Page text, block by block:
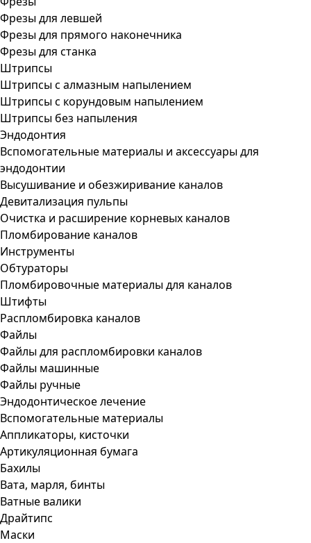
Фрезы для левшей
Фрезы для прямого наконечника
Фрезы для станка
Штрипсы
Штрипсы c алмазным напылением
Штрипсы c корундовым напылением
Штрипсы без напыления
Эндодонтия
Вспомогательные материалы и аксессуары для
эндодонтии
Высушивание и обезжиривание каналов
Девитализация пульпы
Очистка и расширение корневых каналов
Пломбирование каналов
Инструменты
Обтураторы
Пломбировочные материалы для каналов
Штифты
Распломбировка каналов
Файлы
Файлы для распломбировки каналов
Файлы машинные
Файлы ручные
Эндодонтическое лечение
Вспомогательные материалы
Аппликаторы, кисточки
Артикуляционная бумага
Бахилы
Вата, марля, бинты
Ватные валики
Драйтипс
Маски